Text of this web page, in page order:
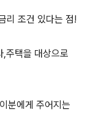
리 조건 있다는 점!
,주택을 대상으로
분에게 주어지는